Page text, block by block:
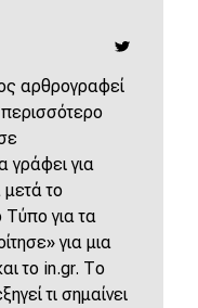
αρθρογραφεί
περισσότερο
γράφει για
το
Τύπο για τα
για μια
το in.gr. Το
τι σημαίνει